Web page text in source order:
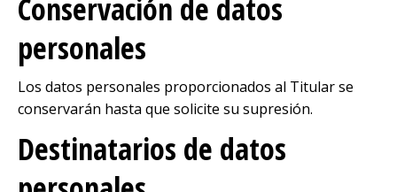
Conservación de datos
personales
Los datos personales proporcionados al Titular se
conservarán hasta que solicite su supresión.
Destinatarios de datos